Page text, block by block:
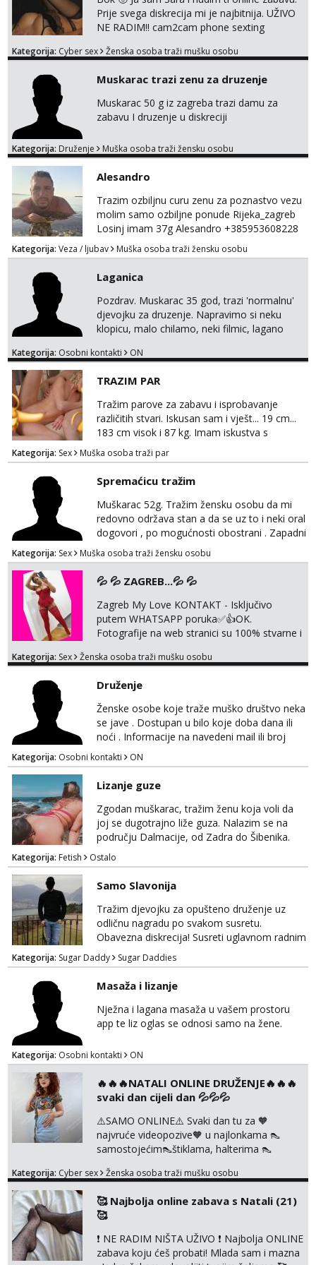
Prije svega diskrecija mi je najbitnija. UŽIVO
NE RADIM!! cam2cam phone sexting
partnerom ili partnericom te naši porno
termin. P.S. tražit ćeš me još 🫠💦
Kategorija: Cyber sex Ženska osoba traži mušku osobu
Muskarac trazi zenu za druzenje
Muskarac 50 g iz zagreba trazi damu za
zabavu I druzenje u diskreciji
Kategorija: Druženje Muška osoba traži žensku osobu
Alesandro
Trazim ozbiljnu curu zenu za poznastvo vezu
molim samo ozbiljne ponude Rijeka_zagreb
Losinj imam 37g Alesandro +385953608228
Kategorija: Veza / ljubav Muška osoba traži žensku osobu
Laganica
Pozdrav. Muskarac 35 god, trazi 'normalnu'
djevojku za druzenje. Napravimo si neku
klopicu, malo chilamo, neki filmic, lagano
pretjerano bitan koliko iznutra. Bucke se
brundo xD Budi pristojna i dobra, za sve
ostale cemo lako. Zagreb.
Kategorija: Osobni kontakti ON
TRAZIM PAR
Tražim parove za zabavu i isprobavanje
različitih stvari. Iskusan sam i vješt... 19 cm...
183 cm visok i 87 kg. Imam iskustva s
parovima, potpuno sam zdrava i njegovana, a
privatnost je apsolutno najvažnija. Ozbiljni
parovi mogu me kontaktirati putem
WhatsAppa ili Vibera. Samo ozbiljni parovi
trebaju slati poruke ili zvati. Blokiram one koji
nisu ozbiljni.
Kategorija: Sex Muška osoba traži par
Spremaćicu tražim
Muškarac 52g. Tražim žensku osobu da mi
redovno održava stan a da se uz to i neki oral
dogovori , po mogućnosti obostrani . Zapadni
dio Zagreba .Javiti se prvo porukom na
WhatsApp 0958634499
Kategorija: Sex Muška osoba traži žensku osobu
💦 💦 ZAGREB...💦 💦
Zagreb My Love KONTAKT - Isključivo
putem WHATSAPP poruka✅️👍OK.
Fotografije na web stranici su 100% stvarne i
dobrodošli! Ali informacije ću vam poslati
stanu; čista kupaonica i ručnici za vas prije ili
poslije masaže, nalazim se u centru grada. 🚫
NE POZIVI ,❌️ NE SEXCAM, ❌️NE
SEXCHATTING🚫...
Kategorija: Sex Ženska osoba traži mušku osobu
Druženje
Ženske osobe koje traže muško društvo neka
se jave . Dostupan u bilo koje doba dana ili
noći . Informacije na navedeni mail ili broj
mobitela.
Kategorija: Osobni kontakti ON
Lizanje guze
Zgodan muškarac, tražim ženu koja voli da
joj se dugotrajno liže guza. Nalazim se na
području Dalmacije, od Zadra do Šibenika.
Kategorija: Fetish Ostalo
Samo Slavonija
Tražim djevojku za opušteno druženje uz
odličnu nagradu po svakom susretu.
Obavezna diskrecija! Susreti uglavnom radnim
danima tijekom dana ali nije uvjet. Samo
Slavonija. osmarios984@gmail.com
Kategorija: Sugar Daddy Sugar Daddies
Masaža i lizanje
Nježna i lagana masaža u vašem prostoru
app te liz oglas se odnosi samo na žene.
Kategorija: Osobni kontakti ON
🔥🔥🔥NATALI ONLINE DRUŽENJE🔥🔥🔥
svaki dan cijeli dan 💦💦💦
⚠️SAMO ONLINE⚠️ Svaki dan tu za 🧡
najvruće videopozive🧡 u najlonkama 👠
samostojećim👠štiklama, halterima 👠
dogovoru 🧡 Dopisivanja hot chat🧡 o
🧡 Videa🧡 solo squirt, razne anal igračke,
vibratori, s PARTNEROM, S KOLEGICAMA
lizanje, striptiz, footfetiši itd 🔞 ❣️Radim već
jako dugo, imam iskustva i više načina pla...
Kategorija: Cyber sex Ženska osoba traži mušku osobu
🥰 Najbolja online zabava s Natali (21)
🥰
❗ NE RADIM NIŠTA UŽIVO ❗ Najbolja ONLINE
zabava koju ćeš probati! Mlada sam i mazna